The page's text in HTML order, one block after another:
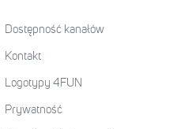
Dostępność kanałów
Kontakt
Logotypy 4FUN
Prywatność